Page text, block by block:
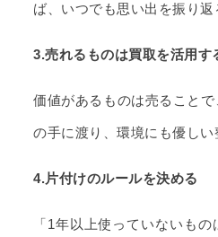
ば、いつでも思い出を振り返
3.売れるものは買取を活用す
価値があるものは売ること
の手に渡り、環境にも優しい
4.片付けのルールを決める
「1年以上使っていないも